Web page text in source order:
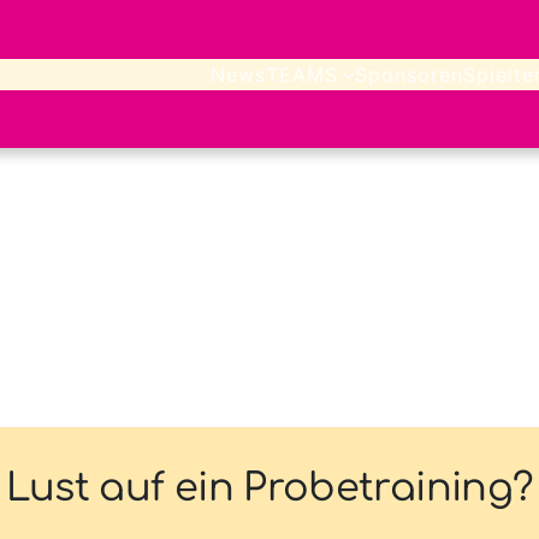
News TEAMS Sponsoren
Lust auf ein Probetraining?